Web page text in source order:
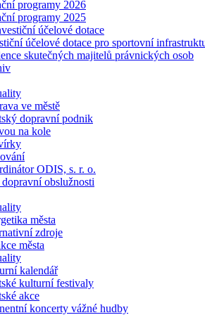
programy 2026
programy 2025
účelové dotace
účelové dotace pro sportovní
skutečných majitelů právnických osob
ve městě
dopravní podnik
na kole
ODIS, s. r. o.
dopravní obslužnosti
města
zdroje
města
kalendář
kulturní festivaly
akce
koncerty vážné hudby